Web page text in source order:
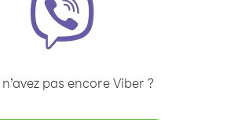
pas encore Viber ?